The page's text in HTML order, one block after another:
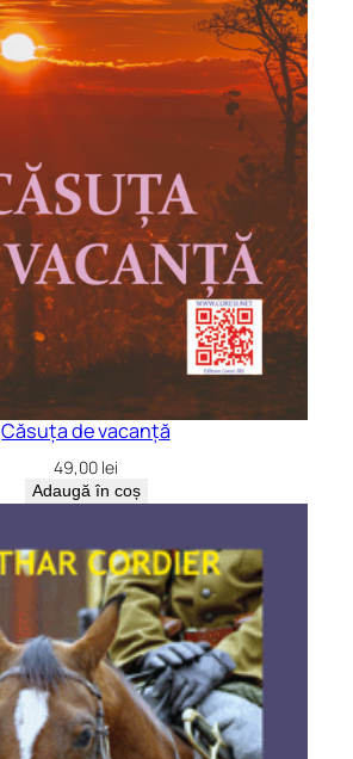
Căsuța de vacanță
49,00 lei
Adaugă în coș